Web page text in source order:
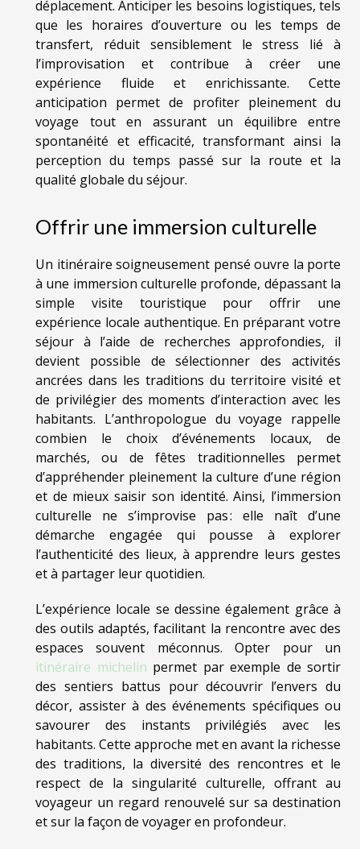
déplacement. Anticiper les besoins logistiques, tels
que les horaires d’ouverture ou les temps de
transfert, réduit sensiblement le stress lié à
l’improvisation et contribue à créer une
expérience fluide et enrichissante. Cette
anticipation permet de profiter pleinement du
voyage tout en assurant un équilibre entre
spontanéité et efficacité, transformant ainsi la
perception du temps passé sur la route et la
qualité globale du séjour.
Offrir une immersion culturelle
Un itinéraire soigneusement pensé ouvre la porte
à une immersion culturelle profonde, dépassant la
simple visite touristique pour offrir une
expérience locale authentique. En préparant votre
séjour à l’aide de recherches approfondies, il
devient possible de sélectionner des activités
ancrées dans les traditions du territoire visité et
de privilégier des moments d’interaction avec les
habitants. L’anthropologue du voyage rappelle
combien le choix d’événements locaux, de
marchés, ou de fêtes traditionnelles permet
d’appréhender pleinement la culture d’une région
et de mieux saisir son identité. Ainsi, l’immersion
culturelle ne s’improvise pas : elle naît d’une
démarche engagée qui pousse à explorer
l’authenticité des lieux, à apprendre leurs gestes
et à partager leur quotidien.
L’expérience locale se dessine également grâce à
des outils adaptés, facilitant la rencontre avec des
espaces souvent méconnus. Opter pour un
itinéraire michelin permet par exemple de sortir
des sentiers battus pour découvrir l’envers du
décor, assister à des événements spécifiques ou
savourer des instants privilégiés avec les
habitants. Cette approche met en avant la richesse
des traditions, la diversité des rencontres et le
respect de la singularité culturelle, offrant au
voyageur un regard renouvelé sur sa destination
et sur la façon de voyager en profondeur.